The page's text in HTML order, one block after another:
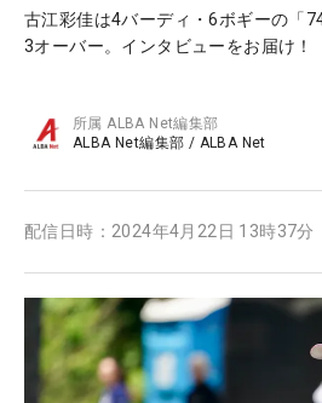
古江彩佳は4バーディ・6ボギーの「
3オーバー。インタビューをお届け！
所属ALBA Net編集部
ALBA Net編集部 / ALBA Net
配信日時： 2024年4月22日 13時37分